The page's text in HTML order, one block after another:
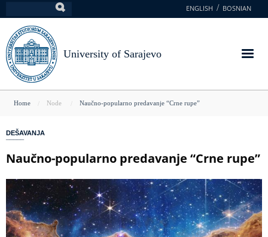
to
main
content
ENGLISH BOSNIAN
University of Sarajevo
You
here
Home Node Naučno-popularno predavanje “Crne rupe”
DEŠAVANJA
Naučno-popularno predavanje “Crne rupe”